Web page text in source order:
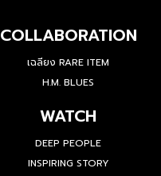
COLLABORATION
เฉลียง RARE ITEM
H.M. BLUES
WATCH
DEEP PEOPLE
INSPIRING STORY